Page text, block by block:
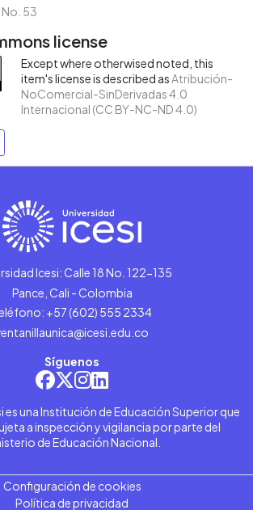
53
license
Except where otherwised noted, this
item's license is described asAtribución-
NoComercial-SinDerivadas 4.0
Internacional (CC BY-NC-ND 4.0)
Icesi: Calle 18 No. 122-135
Pance, Cali - Colombia
+57 (602) 555 2334
Síguenos
es una Institución de Educación Superior que
a inspección y vigilancia por parte del
de Educación Nacional.
Configuración de cookies
Política de privacidad